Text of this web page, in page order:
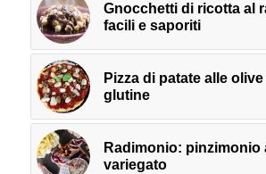
Gnocchetti di ricotta al
facili e saporiti
Pizza di patate alle
glutine
Radimonio: pinzimonio
variegato